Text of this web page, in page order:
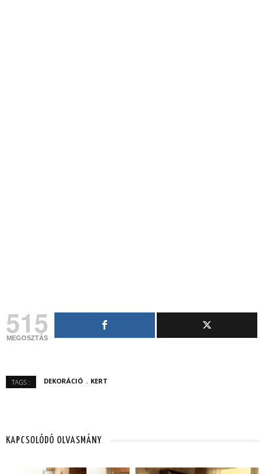
515
MEGOSZTÁS
TAGS : DEKORÁCIÓ KERT
KAPCSOLÓDÓ OLVASMÁNY